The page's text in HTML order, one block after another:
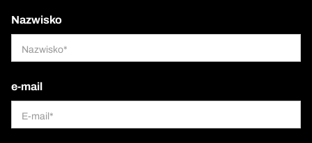
Nazwisko
e-mail